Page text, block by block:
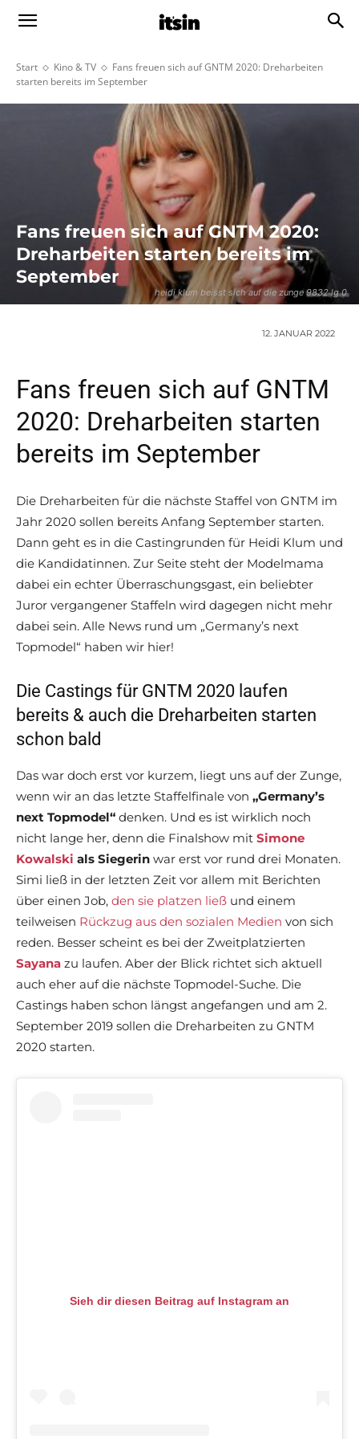
Start Kino & TV
Fans freuen sich auf GNTM 2020: Dreharbeiten
starten bereits im September
heidi klum beisst sich auf die zunge 9832 lg 0
Fans freuen sich auf GNTM 2020:
Dreharbeiten starten bereits im
September
12. JANUAR 2022
Fans freuen sich auf GNTM
2020: Dreharbeiten starten
bereits im September
Die Dreharbeiten für die nächste Staffel von GNTM im
Jahr 2020 sollen bereits Anfang September starten.
Dann geht es in die Castingrunden für Heidi Klum und
die Kandidatinnen. Zur Seite steht der Modelmama
dabei ein echter Überraschungsgast, ein beliebter
Juror vergangener Staffeln wird dagegen nicht mehr
dabei sein. Alle News rund um „Germany’s next
Topmodel“ haben wir hier!
Die Castings für GNTM 2020 laufen
bereits & auch die Dreharbeiten starten
schon bald
Das war doch erst vor kurzem, liegt uns auf der Zunge,
wenn wir an das letzte Staffelfinale von „Germany’s
next Topmodel“ denken. Und es ist wirklich noch
nicht lange her, denn die Finalshow mit Simone
Kowalski als Siegerin war erst vor rund drei Monaten.
Simi ließ in der letzten Zeit vor allem mit Berichten
über einen Job, den sie platzen ließ und einem
teilweisen Rückzug aus den sozialen Medien von sich
reden. Besser scheint es bei der Zweitplatzierten
Sayana zu laufen. Aber der Blick richtet sich aktuell
auch eher auf die nächste Topmodel-Suche. Die
Castings haben schon längst angefangen und am 2.
September 2019 sollen die Dreharbeiten zu GNTM
2020 starten.
Sieh dir diesen Beitrag auf Instagram an